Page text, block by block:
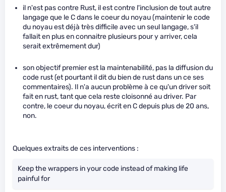
il n'est pas contre Rust, il est contre l'inclusion de tout autre
langage que le C dans le coeur du noyau (maintenir le code
du noyau est déjà très difficile avec un seul langage, s'il
fallait en plus en connaitre plusieurs pour y arriver, cela
serait extrêmement dur)
son objectif premier est la maintenabilité, pas la diffusion du
code rust (et pourtant il dit du bien de rust dans un ce ses
commentaires). Il n'a aucun problème à ce qu'un driver soit
fait en rust, tant que cela reste cloisonné au driver. Par
contre, le coeur du noyau, écrit en C depuis plus de 20 ans,
non.
Quelques extraits de ces interventions :
Keep the wrappers in your code instead of making life
painful for